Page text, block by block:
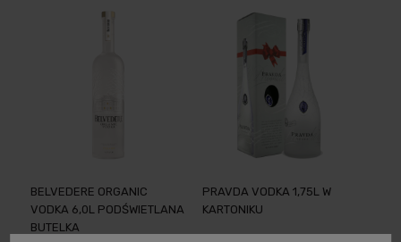
BELVEDERE ORGANIC
VODKA 6,0L PODŚWIETLANA
BUTELKA
PRAVDA VODKA 1,75L W
KARTONIKU